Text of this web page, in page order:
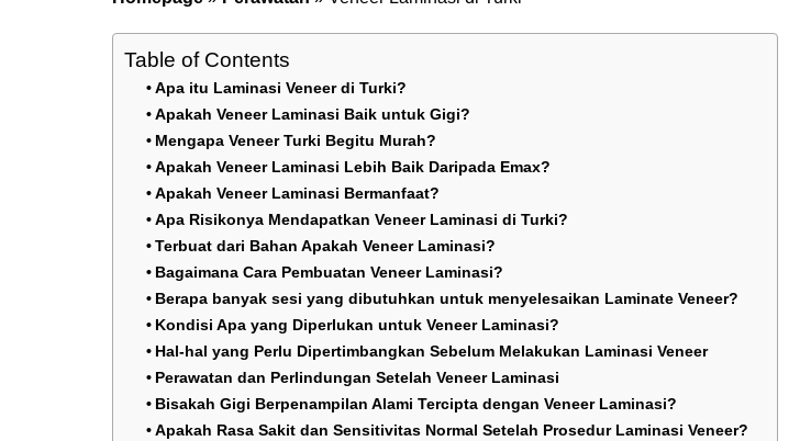
Table of Contents
Apa itu Laminasi Veneer di Turki?
Apakah Veneer Laminasi Baik untuk Gigi?
Mengapa Veneer Turki Begitu Murah?
Apakah Veneer Laminasi Lebih Baik Daripada Emax?
Apakah Veneer Laminasi Bermanfaat?
Apa Risikonya Mendapatkan Veneer Laminasi di Turki?
Terbuat dari Bahan Apakah Veneer Laminasi?
Bagaimana Cara Pembuatan Veneer Laminasi?
Berapa banyak sesi yang dibutuhkan untuk menyelesaikan Laminate Veneer?
Kondisi Apa yang Diperlukan untuk Veneer Laminasi?
Hal-hal yang Perlu Dipertimbangkan Sebelum Melakukan Laminasi Veneer
Perawatan dan Perlindungan Setelah Veneer Laminasi
Bisakah Gigi Berpenampilan Alami Tercipta dengan Veneer Laminasi?
Apakah Rasa Sakit dan Sensitivitas Normal Setelah Prosedur Laminasi Veneer?